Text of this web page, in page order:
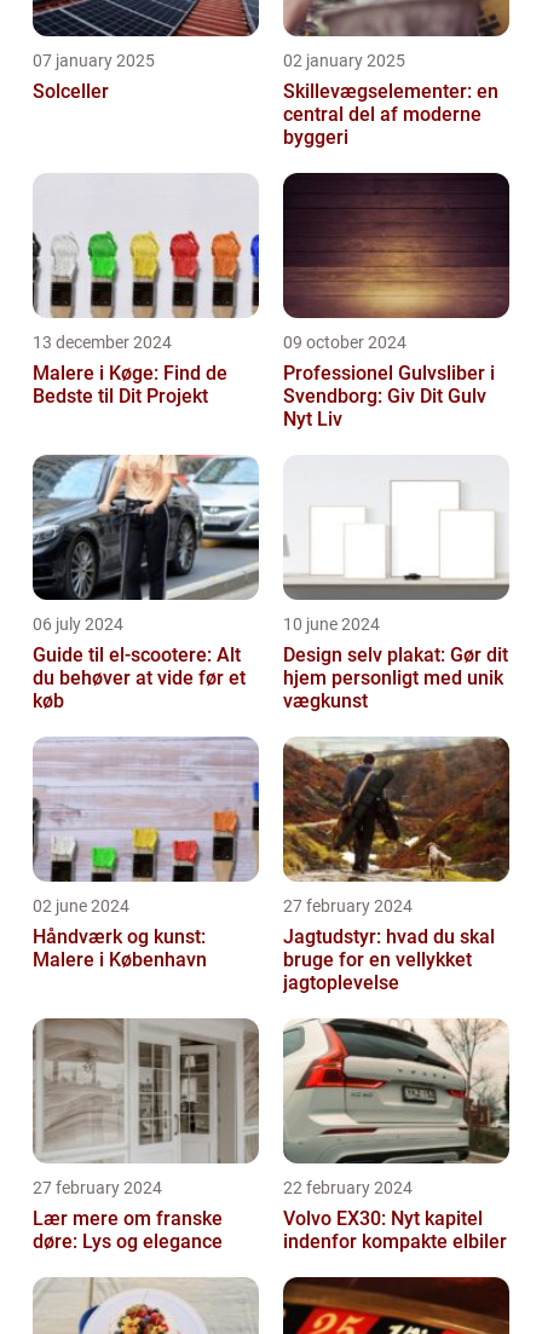
07 january 2025
Solceller
02 january 2025
Skillevægselementer: en
central del af moderne
byggeri
13 december 2024
Malere i Køge: Find de
Bedste til Dit Projekt
09 october 2024
Professionel Gulvsliber i
Svendborg: Giv Dit Gulv
Nyt Liv
06 july 2024
Guide til el-scootere: Alt
du behøver at vide før et
køb
10 june 2024
Design selv plakat: Gør dit
hjem personligt med unik
vægkunst
02 june 2024
Håndværk og kunst:
Malere i København
27 february 2024
Jagtudstyr: hvad du skal
bruge for en vellykket
jagtoplevelse
27 february 2024
Lær mere om franske
døre: Lys og elegance
22 february 2024
Volvo EX30: Nyt kapitel
indenfor kompakte elbiler